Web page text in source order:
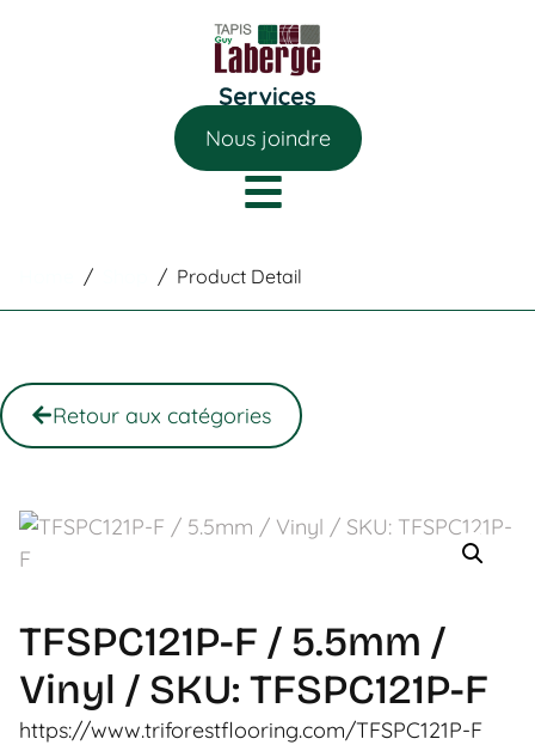
Nous joindre
/ / Product Detail
Retour aux catégories
TFSPC121P-F / 5.5mm /
Vinyl / SKU: TFSPC121P-F
https://www.triforestflooring.com/TFSPC121P-F